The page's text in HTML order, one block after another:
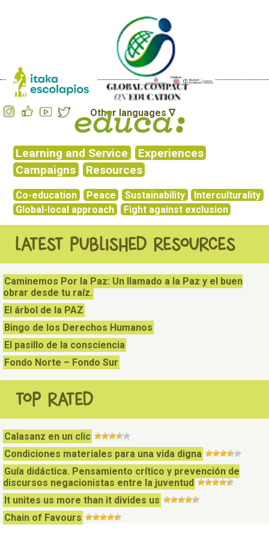
Other languages ∇
Learning and Service
Experiences
Campaigns
Resources
Co-education Peace Sustainability
Interculturality
Global-local approach
Fight against exclusion
LATEST PUBLISHED RESOURCES
Caminemos Por la Paz: Un llamado a la Paz y el buen
obrar desde tu raíz.
El árbol de la PAZ
Bingo de los Derechos Humanos
El pasillo de la consciencia
Fondo Norte – Fondo Sur
TOP RATED
Calasanz en un clic
Condiciones materiales para una vida digna
Guía didáctica. Pensamiento crítico y prevención de
discursos negacionistas entre la juventud
It unites us more than it divides us
Chain of Favours